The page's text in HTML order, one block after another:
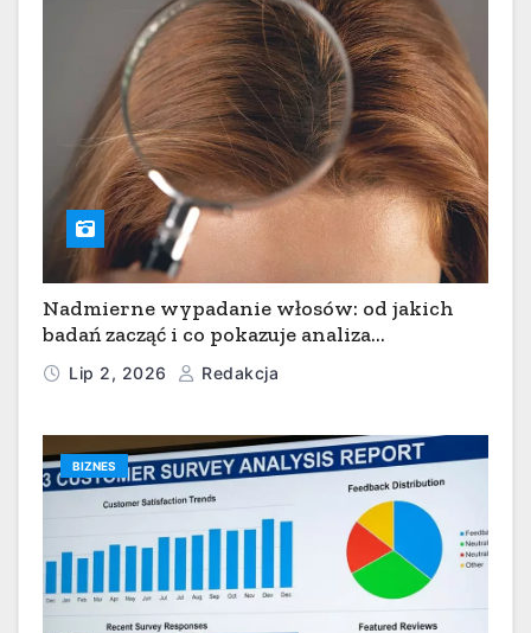
Nadmierne wypadanie włosów: od jakich
badań zacząć i co pokazuje analiza
pierwiastkowa włosa?
Lip 2, 2026 Redakcja
BIZNES